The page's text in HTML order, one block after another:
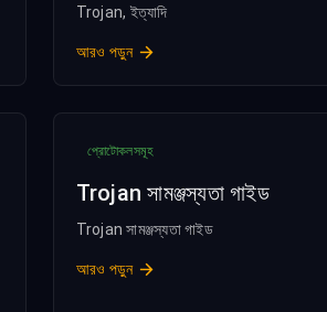
Trojan, ইত্যাদি
আরও পড়ুন
প্রোটোকলসমূহ
Trojan সামঞ্জস্যতা গাইড
Trojan সামঞ্জস্যতা গাইড
আরও পড়ুন